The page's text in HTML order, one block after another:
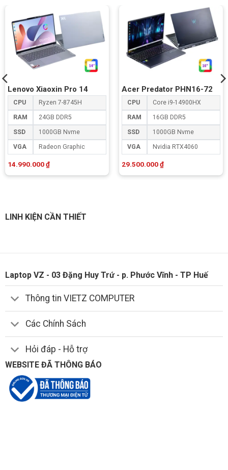
Lenovo Xiaoxin Pro 14
CPU Ryzen 7-8745H
RAM 24GB DDR5
SSD 1000GB Nvme
VGA Radeon Graphic
14.990.000₫
Acer Predator PHN16-72
CPU Core i9-14900HX
RAM 16GB DDR5
SSD 1000GB Nvme
VGA Nvidia RTX4060
29.500.000₫
LINH KIỆN CẦN THIẾT
Laptop VZ - 03 Đặng Huy Trứ - p. Phước Vĩnh - TP Huế
Thông tin VIETZ COMPUTER
Các Chính Sách
Hỏi đáp - Hỗ trợ
WEBSITE ĐÃ THÔNG BÁO